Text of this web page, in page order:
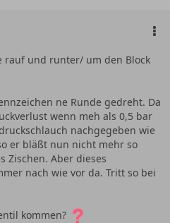
rauf und runter/ um den Block
ne Runde gedreht. Da
wenn meh als 0,5 bar
nachgegeben wie
er bläßt nun nicht mehr so
Zischen. Aber dieses
nach wie vor da. Tritt so bei
kommen?